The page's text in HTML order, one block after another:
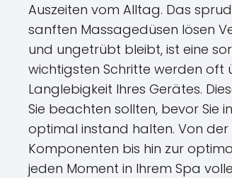
Auszeiten vom Alltag. Das
sanften Massagedüsen lösen
und ungetrübt bleibt, ist eine
wichtigsten Schritte werden oft
Langlebigkeit Ihres Gerätes.
Sie beachten sollten, bevor Sie
optimal instand halten. Von
Komponenten bis hin zur
jeden Moment in Ihrem Spa